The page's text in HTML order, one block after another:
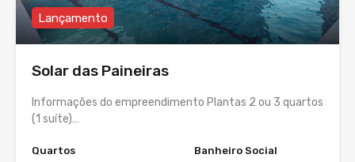
Lançamento
Solar das Paineiras
Informações do empreendimento Plantas 2 ou 3 quartos
(1 suíte)…
Quartos
Banheiro Social